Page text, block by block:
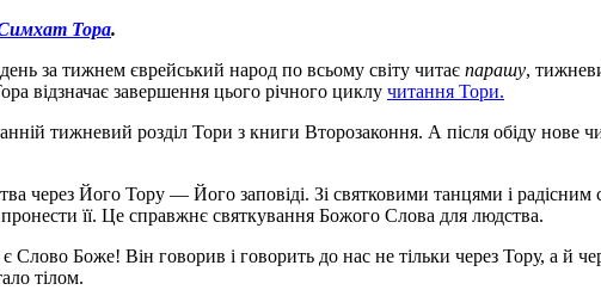
Тора.
за тижнем єврейський народ по всьому світу читає парашу,
відзначає завершення цього річного циклу читання Тори.
тижневий розділ Тори з книги Второзаконня. А після обіду нове
через Його Тору — Його заповіді. Зі святковими танцями і радісним
її. Це справжнє святкування Божого Слова для людства.
Боже! Він говорив і говорить до нас не тільки через Тору, а й
тілом.